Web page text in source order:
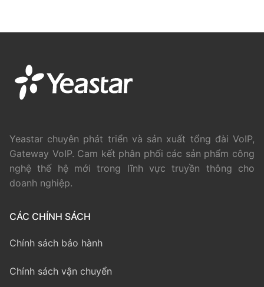
Yeastar chuyên phát triển và sản xuất tổng đài VoIP,
Gateway VoIP. Cam kết phân phối các sản phẩm công
nghệ thế hệ mới trong lĩnh vực truyền thông cho
doanh nghiệp.
CÁC CHÍNH SÁCH
Chính sách bảo hành
Chính sách vận chuyển